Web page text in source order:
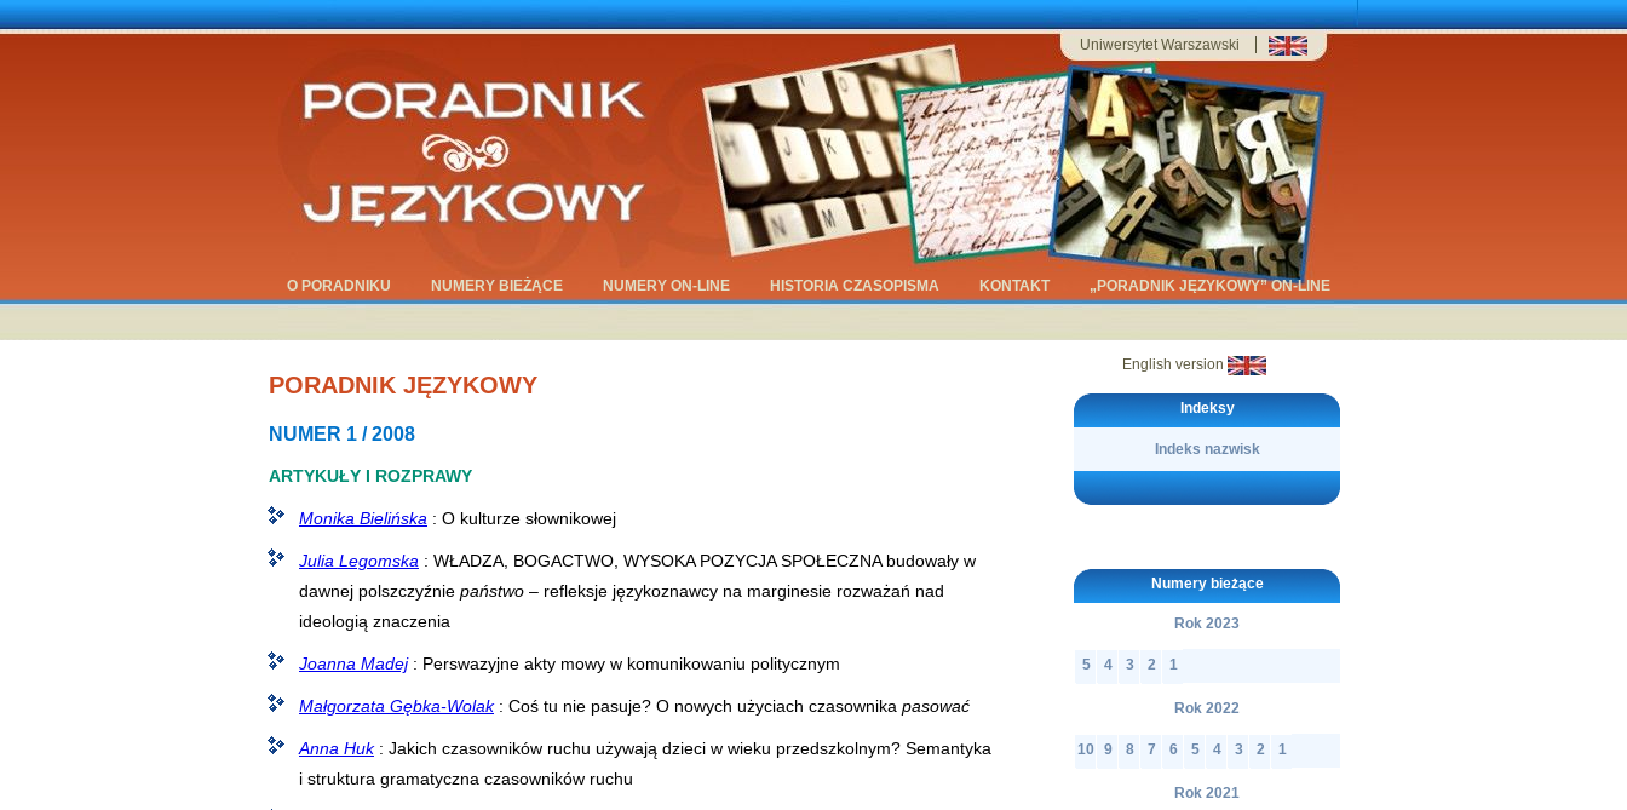
Uniwersytet Warszawski
O PORADNIKU NUMERY BIEŻĄCE NUMERY ON-LINE HISTORIA CZASOPISMA KONTAKT „PORADNIK JĘZYKOWY” ON-LINE
PORADNIK JĘZYKOWY
NUMER 1 / 2008
ARTYKUŁY I ROZPRAWY
Monika Bielińska : O kulturze słownikowej
Julia Legomska : WŁADZA, BOGACTWO, WYSOKA POZYCJA SPOŁECZNA budowały w
dawnej polszczyźnie państwo – refleksje językoznawcy na marginesie rozważań nad
ideologią znaczenia
Joanna Madej: Perswazyjne akty mowy w komunikowaniu politycznym
Małgorzata Gębka-Wolak: Coś tu nie pasuje? O nowych użyciach czasownika pasować
Anna Huk: Jakich czasowników ruchu używają dzieci w wieku przedszkolnym? Semantyka
i struktura gramatyczna czasowników ruchu
English version
Indeksy
Indeks nazwisk
Numery bieżące
Rok 2023
5 4 3 2 1
Rok 2022
10 9 8 7 6 5 4 3 2 1
Rok 2021